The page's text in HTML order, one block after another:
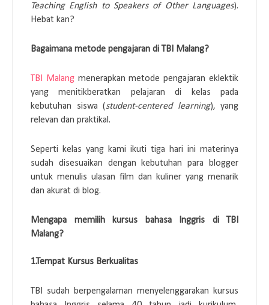
Teaching English to Speakers of Other Languages).
Hebat kan?
Bagaimana metode pengajaran di TBI Malang?
TBI Malangmenerapkan metode pengajaran eklektik
yang menitikberatkan pelajaran di kelas pada
kebutuhan siswa (student-centered learning), yang
relevan dan praktikal.
Seperti kelas yang kami ikuti tiga hari ini materinya
sudah disesuaikan dengan kebutuhan para blogger
untuk menulis ulasan film dan kuliner yang menarik
dan akurat di blog.
Mengapa memilih kursus bahasa Inggris di TBI
Malang?
1.Tempat Kursus Berkualitas
TBI sudah berpengalaman menyelenggarakan kursus